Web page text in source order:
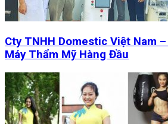
Cty TNHH Domestic Việt Nam
Máy Thẩm Mỹ Hàng Đầu